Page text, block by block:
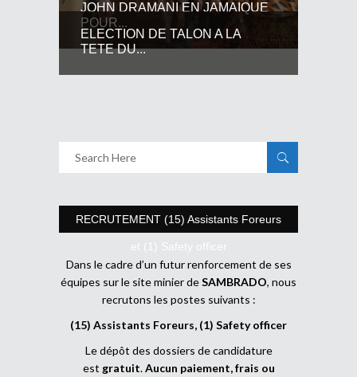
JOHN DRAMANI EN JAMAIQUE
POUR...
ELECTION DE TALON A LA
TETE DU...
RECRUTEMENT (15) Assistants Foreurs
et (1) Safety officer
Dans le cadre d’un futur renforcement de ses
équipes sur le site minier deSAMBRADO, nous
recrutons les postes suivants :
(15) Assistants Foreurs, (1) Safety officer
Le dépôt des dossiers de candidature
est gratuit.Aucun paiement, frais ou